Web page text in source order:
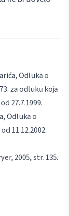
Odluka o
za odluku koja
27.7.1999.
Odluka o
11.12.2002.
, 2005, str. 135.